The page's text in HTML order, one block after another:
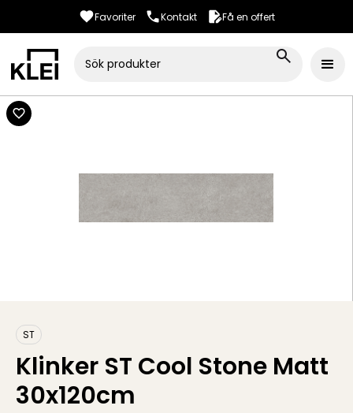
Favoriter Kontakt Få en offert
ST
Klinker ST Cool Stone Matt
30x120cm